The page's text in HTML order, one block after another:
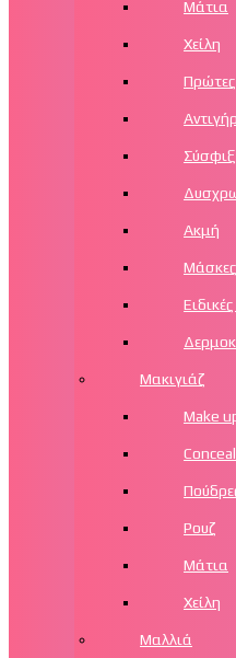
Μάτια
Χείλη
Πρώτες
Ακμή
Μακιγιάζ
Make
Ρουζ
Μάτια
Χείλη
Μαλλιά